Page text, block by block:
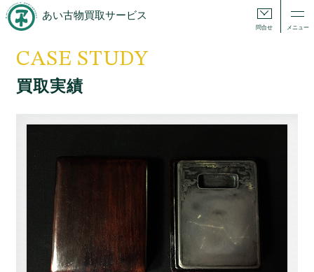
あい古物買取サービス
問合せ メニュー
CASE STUDY
買取実績